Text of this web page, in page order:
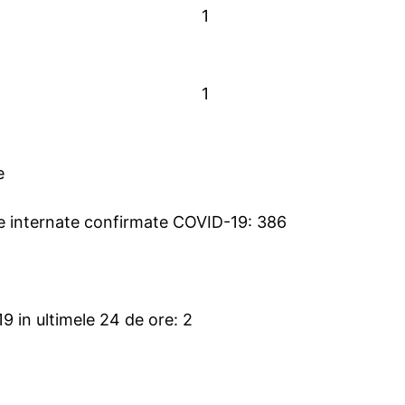
1
1
internate confirmate COVID-19: 386
in ultimele 24 de ore: 2